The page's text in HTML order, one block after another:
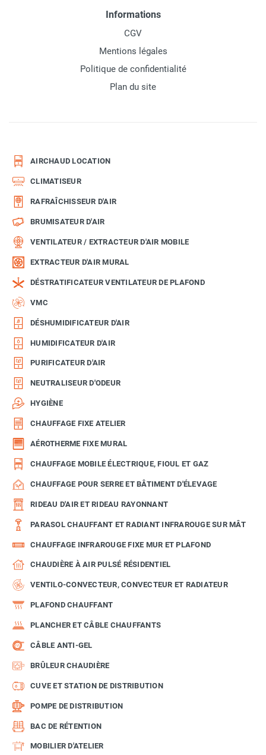
Informations
CGV
Mentions légales
Politique de confidentialité
Plan du site
AIRCHAUD LOCATION
CLIMATISEUR
RAFRAÎCHISSEUR D'AIR
BRUMISATEUR D'AIR
VENTILATEUR / EXTRACTEUR D'AIR MOBILE
EXTRACTEUR D'AIR MURAL
DÉSTRATIFICATEUR VENTILATEUR DE PLAFOND
VMC
DÉSHUMIDIFICATEUR D'AIR
HUMIDIFICATEUR D'AIR
PURIFICATEUR D'AIR
NEUTRALISEUR D'ODEUR
HYGIÈNE
CHAUFFAGE FIXE ATELIER
AÉROTHERME FIXE MURAL
CHAUFFAGE MOBILE ÉLECTRIQUE, FIOUL ET GAZ
CHAUFFAGE POUR SERRE ET BÂTIMENT D'ÉLEVAGE
RIDEAU D'AIR ET RIDEAU RAYONNANT
PARASOL CHAUFFANT ET RADIANT INFRAROUGE SUR MÂT
CHAUFFAGE INFRAROUGE FIXE MUR ET PLAFOND
CHAUDIÈRE À AIR PULSÉ RÉSIDENTIEL
VENTILO-CONVECTEUR, CONVECTEUR ET RADIATEUR
PLAFOND CHAUFFANT
PLANCHER ET CÂBLE CHAUFFANTS
CÂBLE ANTI-GEL
BRÛLEUR CHAUDIÈRE
CUVE ET STATION DE DISTRIBUTION
POMPE DE DISTRIBUTION
BAC DE RÉTENTION
MOBILIER D'ATELIER